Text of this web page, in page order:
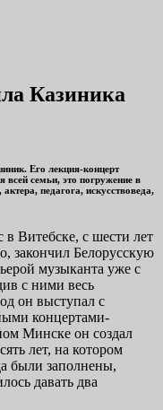
Казиника
Его лекция-концерт
семьи, это погружение в
педагога, искусствоведа,
Витебске, с шести лет
закончил Белорусскую
музыканта уже с
с ними весь
он выступал с
концертами-
Минске он создал
лет, на котором
были заполнены,
давать два